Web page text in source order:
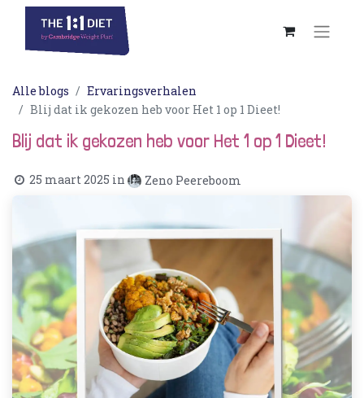
Alle blogs
Ervaringsverhalen
Blij dat ik gekozen heb voor Het 1 op 1 Dieet!
Blij dat ik gekozen heb voor Het 1 op 1 Dieet!
25 maart 2025 in Zeno Peereboom